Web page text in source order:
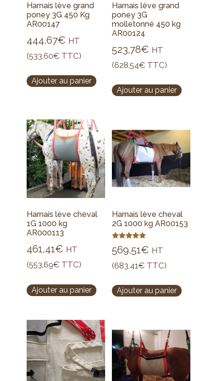
Harnais lève grand
poney 3G 450 Kg
AR00147
444,67€ HT
(533,60€ TTC)
Ajouter au panier
Harnais lève grand
poney 3G
molletonné 450 kg
AR00124
523,78€ HT
(628,54€ TTC)
Ajouter au panier
Harnais lève cheval
1G 1000 kg
AR000113
461,41€ HT
(553,69€ TTC)
Ajouter au panier
Harnais lève cheval
2G 1000 kg AR00153
Note
5.00
sur 5
569,51€ HT
(683,41€ TTC)
Ajouter au panier